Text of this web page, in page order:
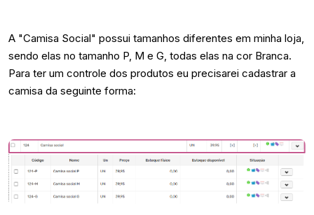
A "Camisa Social" possui tamanhos diferentes em minha loja,
sendo elas no tamanho P, M e G, todas elas na cor Branca.
Para ter um controle dos produtos eu precisarei cadastrar a
camisa da seguinte forma: